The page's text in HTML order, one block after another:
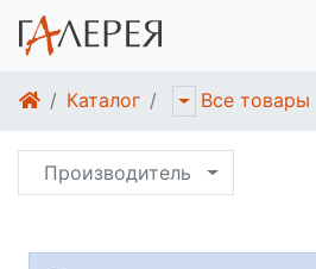
Каталог Все товары
Производитель